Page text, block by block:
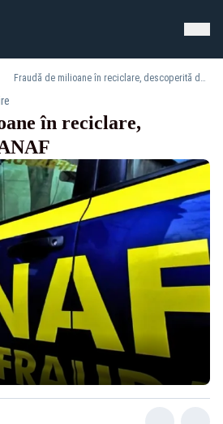
Fraudă de milioane în reciclare, descoperită de ANAF
în reciclare,